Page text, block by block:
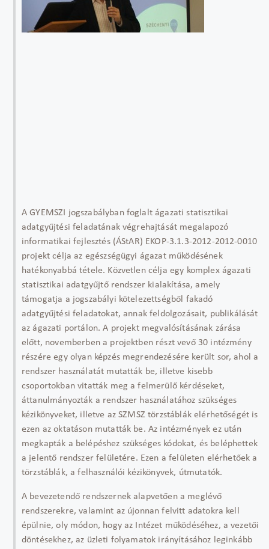
A GYEMSZI jogszabályban foglalt ágazati statisztikai
adatgyűjtési feladatának végrehajtását megalapozó
informatikai fejlesztés (ÁStAR) EKOP-3.1.3-2012-2012-0010
projekt célja az egészségügyi ágazat működésének
hatékonyabbá tétele. Közvetlen célja egy komplex ágazati
statisztikai adatgyűjtő rendszer kialakítása, amely
támogatja a jogszabályi kötelezettségből fakadó
adatgyűjtési feladatokat, annak feldolgozásait, publikálását
az ágazati portálon. A projekt megvalósításának zárása
előtt, novemberben a projektben részt vevő 30 intézmény
részére egy olyan képzés megrendezésére került sor, ahol a
rendszer használatát mutatták be, illetve kisebb
csoportokban vitatták meg a felmerülő kérdéseket,
áttanulmányozták a rendszer használatához szükséges
kézikönyveket, illetve az SZMSZ törzstáblák elérhetőségét is
ezen az oktatáson mutatták be. Az intézmények ez után
megkapták a belépéshez szükséges kódokat, és beléphettek
a jelentő rendszer felületére. Ezen a felületen elérhetőek a
törzstáblák, a felhasználói kézikönyvek, útmutatók.
A bevezetendő rendszernek alapvetően a meglévő
rendszerekre, valamint az újonnan felvitt adatokra kell
épülnie, oly módon, hogy az Intézet működéséhez, a vezetői
döntésekhez, az üzleti folyamatok irányításához leginkább